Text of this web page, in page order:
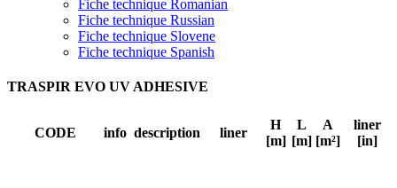
Fiche technique Romanian
Fiche technique Russian
Fiche technique Slovene
Fiche technique Spanish
TRASPIR EVO UV ADHESIVE
CODE info description liner
H
[m]
L
[m]
A
[m²]
liner
[in]